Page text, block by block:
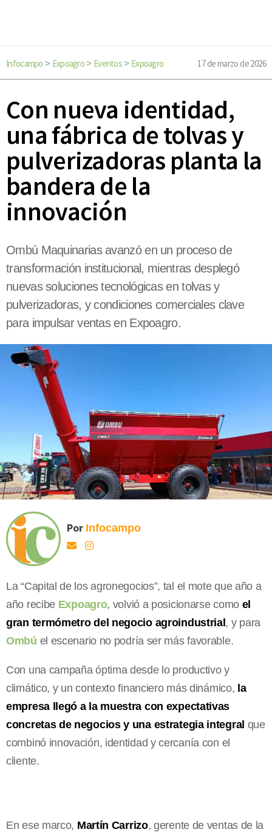
Infocampo > Expoagro> Eventos> Expoagro 17 de marzo de 2026
Con nueva identidad,
una fábrica de tolvas y
pulverizadoras planta la
bandera de la
innovación
Ombú Maquinarias avanzó en un proceso de
transformación institucional, mientras desplegó
nuevas soluciones tecnológicas en tolvas y
pulverizadoras, y condiciones comerciales clave
para impulsar ventas en Expoagro.
Por Infocampo
La “Capital de los agronegocios”, tal el mote que año a
año recibe Expoagro, volvió a posicionarse como el
gran termómetro del negocio agroindustrial , y para
Ombú el escenario no podría ser más favorable.
Con una campaña óptima desde lo productivo y
climático, y un contexto financiero más dinámico, la
empresa llegó a la muestra con expectativas
concretas de negocios y una estrategia integral que
combinó innovación, identidad y cercanía con el
cliente.
En ese marco, Martín Carrizo, gerente de ventas de la